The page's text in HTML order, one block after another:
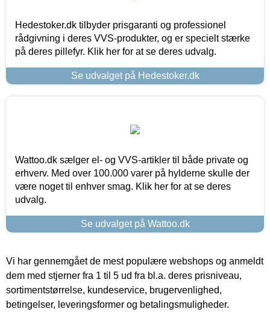
Hedestoker.dk tilbyder prisgaranti og professionel
rådgivning i deres VVS-produkter, og er specielt stærke
på deres pillefyr. Klik her for at se deres udvalg.
Se udvalget på Hedestoker.dk
Wattoo.dk sælger el- og VVS-artikler til både private og
erhverv. Med over 100.000 varer på hylderne skulle der
være noget til enhver smag. Klik her for at se deres
udvalg.
Se udvalget på Wattoo.dk
Vi har gennemgået de mest populære webshops og anmeldt
dem med stjerner fra 1 til 5 ud fra bl.a. deres prisniveau,
sortimentstørrelse, kundeservice, brugervenlighed,
betingelser, leveringsformer og betalingsmuligheder.